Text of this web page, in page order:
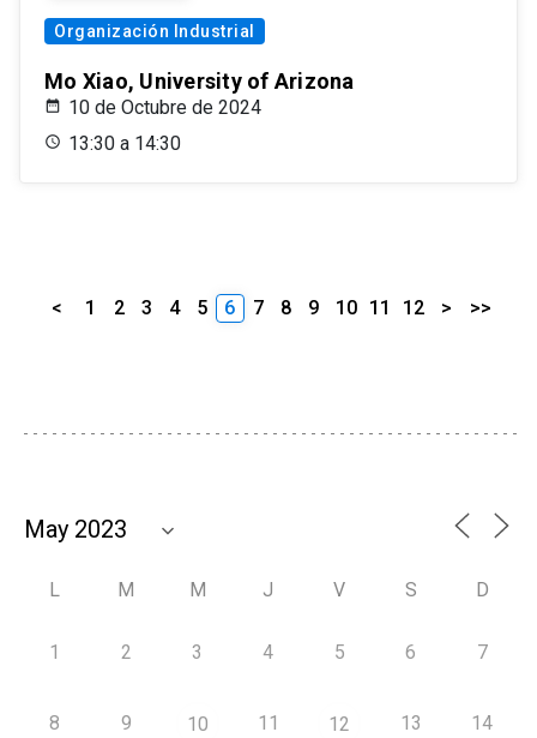
Organización Industrial
Mo Xiao, University of Arizona
10 de Octubre de 2024
13:30 a 14:30
< 1 2 3 4 5 6 7 8 9 10 11 12 > >>
L M M J V S D
1 2 3 4 5 6 7
8 9 10 11 12 13 14